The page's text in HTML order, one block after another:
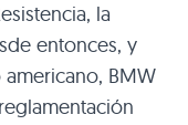
la
entonces, y
BMW